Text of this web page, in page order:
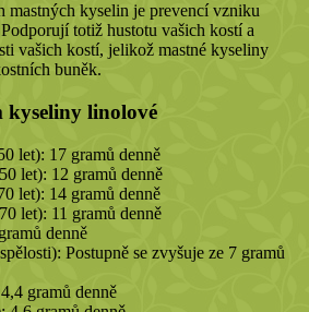
mastných kyselin je prevencí vzniku
totiž hustotu vašich kostí a
vašich kostí, jelikož mastné kyseliny
buněk.
kyseliny linolové
let): 17 gramů denně
let): 12 gramů denně
let): 14 gramů denně
let): 11 gramů denně
denně
Postupně se zvyšuje ze 7 gramů
gramů denně